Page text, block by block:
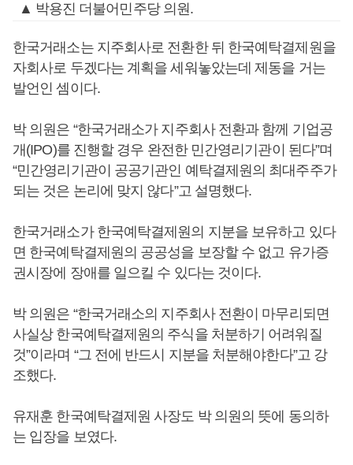
▲ 박용진 더불어민주당 의원.
한국거래소는 지주회사로 전환한 뒤 한국예탁결제원을
자회사로 두겠다는 계획을 세워놓았는데 제동을 거는
발언인 셈이다.
박 의원은 “한국거래소가 지주회사 전환과 함께 기업공
개(IPO)를 진행할 경우 완전한 민간영리기관이 된다”며
“민간영리기관이 공공기관인 예탁결제원의 최대주주가
되는 것은 논리에 맞지 않다”고 설명했다.
한국거래소가 한국예탁결제원의 지분을 보유하고 있다
면 한국예탁결제원의 공공성을 보장할 수 없고 유가증
권시장에 장애를 일으킬 수 있다는 것이다.
박 의원은 “한국거래소의 지주회사 전환이 마무리되면
사실상 한국예탁결제원의 주식을 처분하기 어려워질
것”이라며 “그 전에 반드시 지분을 처분해야한다”고 강
조했다.
유재훈 한국예탁결제원 사장도 박 의원의 뜻에 동의하
는 입장을 보였다.